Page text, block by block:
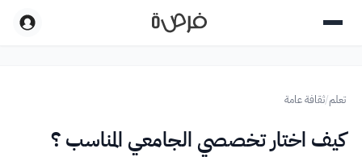
تعلم/ثقافة عامة
كيف اختار تخصصي الجامعي المناسب ؟